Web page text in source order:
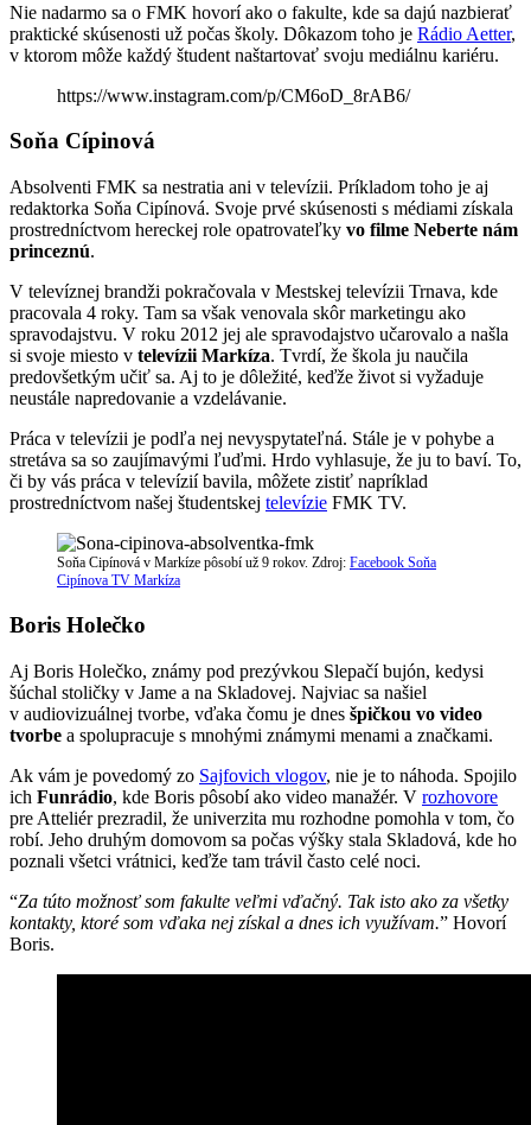
Nie nadarmo sa o FMK hovorí ako o fakulte, kde sa dajú nazbierať
praktické skúsenosti už počas školy. Dôkazom toho je Rádio Aetter,
v ktorom môže každý študent naštartovať svoju mediálnu kariéru.
https://www.instagram.com/p/CM6oD_8rAB6/
Soňa Cípinová
Absolventi FMK sa nestratia ani v televízii. Príkladom toho je aj
redaktorka Soňa Cipínová. Svoje prvé skúsenosti s médiami získala
prostredníctvom hereckej role opatrovateľky vo filme Neberte nám
princeznú.
V televíznej brandži pokračovala v Mestskej televízii Trnava, kde
pracovala 4 roky. Tam sa však venovala skôr marketingu ako
spravodajstvu. V roku 2012 jej ale spravodajstvo učarovalo a našla
si svoje miesto v televízii Markíza. Tvrdí, že škola ju naučila
predovšetkým učiť sa. Aj to je dôležité, keďže život si vyžaduje
neustále napredovanie a vzdelávanie.
Práca v televízii je podľa nej nevyspytateľná. Stále je v pohybe a
stretáva sa so zaujímavými ľuďmi. Hrdo vyhlasuje, že ju to baví. To,
či by vás práca v televízií bavila, môžete zistiť napríklad
prostredníctvom našej študentskej televízie FMK TV.
Soňa Cipínová v Markíze pôsobí už 9 rokov. Zdroj: Facebook Soňa
Cipínova TV Markíza
Boris Holečko
Aj Boris Holečko, známy pod prezývkou Slepačí bujón, kedysi
šúchal stoličky v Jame a na Skladovej. Najviac sa našiel
v audiovizuálnej tvorbe, vďaka čomu je dnes špičkou vo video
tvorbe a spolupracuje s mnohými známymi menami a značkami.
Ak vám je povedomý zo Sajfovich vlogov, nie je to náhoda. Spojilo
ich Funrádio, kde Boris pôsobí ako video manažér. V rozhovore
pre Atteliér prezradil, že univerzita mu rozhodne pomohla v tom, čo
robí. Jeho druhým domovom sa počas výšky stala Skladová, kde ho
poznali všetci vrátnici, keďže tam trávil často celé noci.
“Za túto možnosť som fakulte veľmi vďačný. Tak isto ako za všetky
kontakty, ktoré som vďaka nej získal a dnes ich využívam.” Hovorí
Boris.